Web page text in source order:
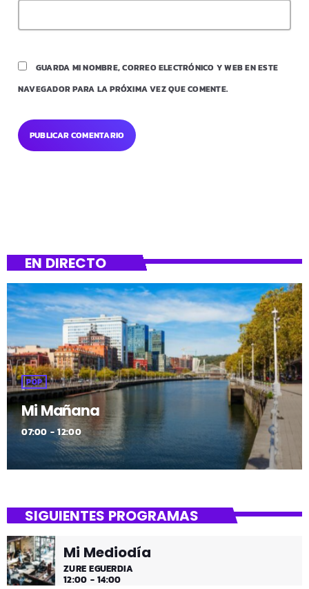
GUARDA MI NOMBRE, CORREO ELECTRÓNICO Y WEB EN ESTE
NAVEGADOR PARA LA PRÓXIMA VEZ QUE COMENTE.
EN DIRECTO
POP
Mi Mañana
07:00 - 12:00
SIGUIENTES PROGRAMAS
Mi Mediodía
ZURE EGUERDIA
12:00 - 14:00